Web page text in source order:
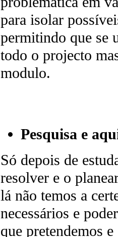
para isolar
permitindo que se
todo o projecto
modulo.
Pesquisa e
Só depois de
resolver e o
lá não temos a
necessários e
que pretendemos